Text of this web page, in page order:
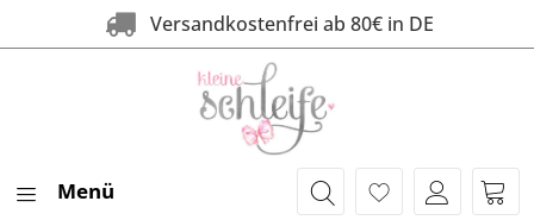
Versandkostenfrei ab 80€ in DE
Menü